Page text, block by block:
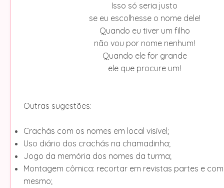
Isso só seria justo
se eu escolhesse o nome dele!
Quando eu tiver um filho
não vou por nome nenhum!
Quando ele for grande
ele que procure um!
Outras sugestões:
Crachás com os nomes em local visível;
Uso diário dos crachás na chamadinha;
Jogo da memória dos nomes da turma;
Montagem cômica: recortar em revistas partes e
mesmo;